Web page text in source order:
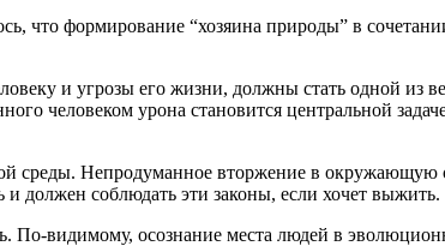
что формирование “хозяина природы” в
и угрозы его жизни, должны стать одной из
человеком урона становится центральной
среды. Непродуманное вторжение в окружающую
должен соблюдать эти законы, если хочет выжить.
По-видимому, осознание места людей в